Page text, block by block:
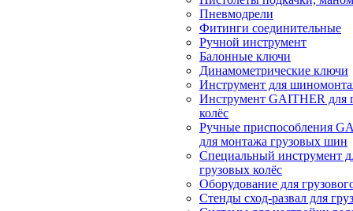
Пневмодрели
Фитинги соединительные
Ручной инструмент
Балонные ключи
Динамометрические ключи
Инструмент для
Инструмент GAITHER для
колёс
Ручные приспособления
для монтажа грузовых шин
Специальный инструмент
грузовых колёс
Оборудование для
Стенды сход-развал для